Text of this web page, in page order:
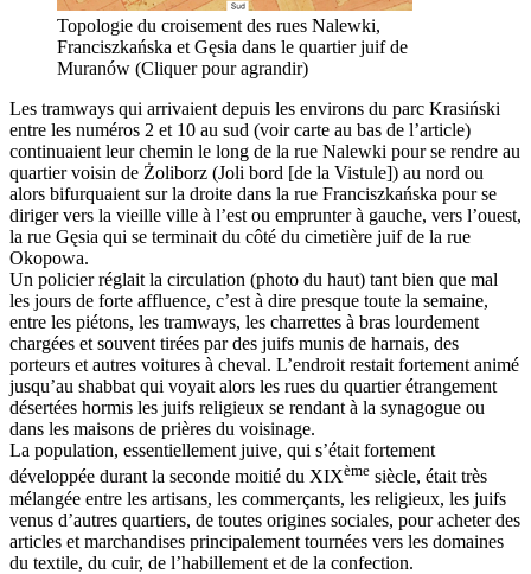
Topologie du croisement des rues Nalewki,
Franciszkańska et Gęsia dans le quartier juif de
Muranów (Cliquer pour agrandir)
Les tramways qui arrivaient depuis les environs du parc Krasiński
entre les numéros 2 et 10 au sud (voir carte au bas de l’article)
continuaient leur chemin le long de la rue Nalewki pour se rendre au
quartier voisin de Żoliborz (Joli bord [de la Vistule]) au nord ou
alors bifurquaient sur la droite dans la rue Franciszkańska pour se
diriger vers la vieille ville à l’est ou emprunter à gauche, vers l’ouest,
la rue Gęsia qui se terminait du côté du cimetière juif de la rue
Okopowa.
Un policier réglait la circulation (photo du haut) tant bien que mal
les jours de forte affluence, c’est à dire presque toute la semaine,
entre les piétons, les tramways, les charrettes à bras lourdement
chargées et souvent tirées par des juifs munis de harnais, des
porteurs et autres voitures à cheval. L’endroit restait fortement animé
jusqu’au shabbat qui voyait alors les rues du quartier étrangement
désertées hormis les juifs religieux se rendant à la synagogue ou
dans les maisons de prières du voisinage.
La population, essentiellement juive, qui s’était fortement
développée durant la seconde moitié du XIXème siècle, était très
mélangée entre les artisans, les commerçants, les religieux, les juifs
venus d’autres quartiers, de toutes origines sociales, pour acheter des
articles et marchandises principalement tournées vers les domaines
du textile, du cuir, de l’habillement et de la confection.